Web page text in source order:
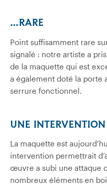
…RARE
Point suffisamment rare
signalé : notre artiste a
de la maquette qui est
a également doté la porte
serrure fonctionnel.
UNE INTERVENTION
La maquette est
intervention permettrait
œuvre a subi une attaque
nombreux éléments en